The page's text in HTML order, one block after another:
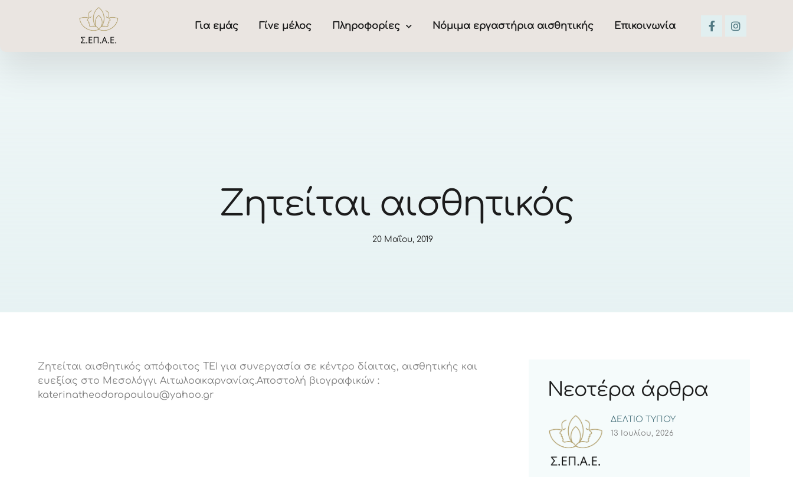
Για εμάς Γίνε μέλος Πληροφορίες Νόμιμα εργαστήρια αισθητικής Επικοινωνία
Ζητείται αισθητικός
20 Μαΐου, 2019
Ζητείται αισθητικός απόφοιτος ΤΕΙ για συνεργασία σε κέντρο δίαιτας, αισθητικής και
ευεξίας στο Μεσολόγγι Αιτωλοακαρνανίας.Αποστολή βιογραφικών :
katerinatheodoropoulou@yahoo.gr
Νεοτέρα άρθρα
ΔΕΛΤΙΟ ΤΥΠΟΥ
13 Ιουλίου, 2026